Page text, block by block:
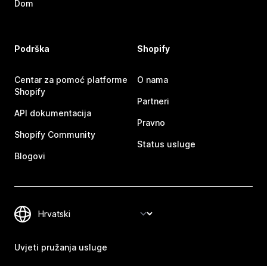
Dom
Podrška
Centar za pomoć platforme
Shopify
API dokumentacija
Shopify Community
Blogovi
Shopify
O nama
Partneri
Pravno
Status usluge
Uvjeti pružanja usluge